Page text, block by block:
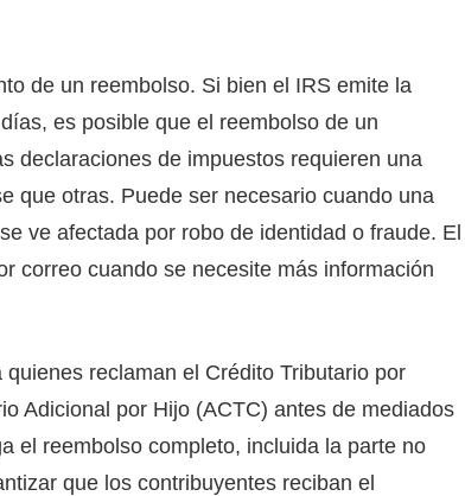
de un reembolso. Si bien el IRS emite la
es posible que el reembolso de un
declaraciones de impuestos requieren una
que otras. Puede ser necesario cuando una
ve afectada por robo de identidad o fraude. El
correo cuando se necesite más información
reclaman el Crédito Tributario por
Adicional por Hijo (ACTC) antes de mediados
el reembolso completo, incluida la parte no
que los contribuyentes reciban el